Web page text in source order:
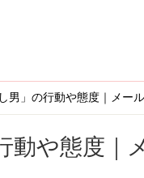
し男」の行動や態度｜メー
動や態度